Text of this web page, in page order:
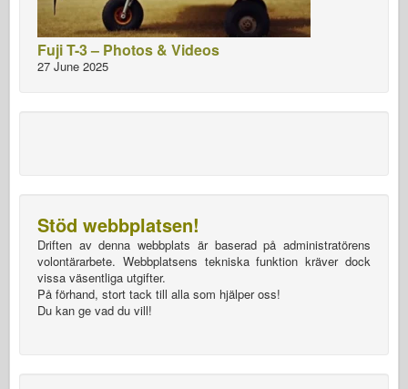
Fuji T-3 – Photos & Videos
27 June 2025
Stöd webbplatsen!
Driften av denna webbplats är baserad på administratörens
volontärarbete. Webbplatsens tekniska funktion kräver dock
vissa väsentliga utgifter.
På förhand, stort tack till alla som hjälper oss!
Du kan ge vad du vill!